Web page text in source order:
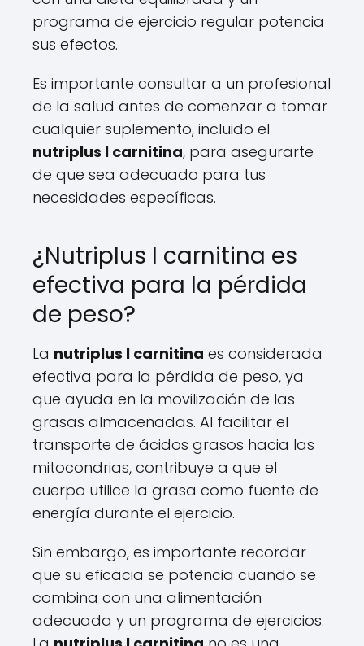
programa de ejercicio regular potencia
sus efectos.
Es importante consultar a un profesional
de la salud antes de comenzar a tomar
cualquier suplemento, incluido el
nutriplus l carnitina, para asegurarte
de que sea adecuado para tus
necesidades específicas.
¿Nutriplus l carnitina es
efectiva para la pérdida
de peso?
La nutriplus l carnitina es considerada
efectiva para la pérdida de peso, ya
que ayuda en la movilización de las
grasas almacenadas. Al facilitar el
transporte de ácidos grasos hacia las
mitocondrias, contribuye a que el
cuerpo utilice la grasa como fuente de
energía durante el ejercicio.
Sin embargo, es importante recordar
que su eficacia se potencia cuando se
combina con una alimentación
adecuada y un programa de ejercicios.